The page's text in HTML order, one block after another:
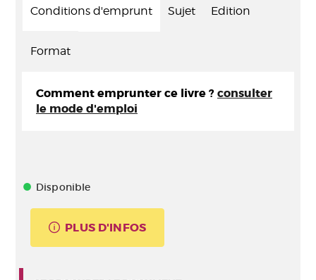
Conditions d'emprunt Sujet Edition
Format
Comment emprunter ce livre ? consulter
le mode d'emploi
Disponible
PLUS D'INFOS